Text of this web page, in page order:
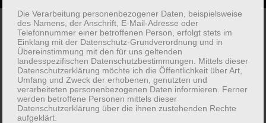
Menü
ein-/ausblenden
Die Verarbeitung personenbezogener Daten, beispielsweise
des Namens, der Anschrift, E-Mail-Adresse oder
Telefonnummer einer betroffenen Person, erfolgt stets im
Einklang mit der Datenschutz-Grundverordnung und in
Übereinstimmung mit den für uns geltenden
landesspezifischen Datenschutzbestimmungen. Mittels dieser
Datenschutzerklärung möchte ich die Öffentlichkeit über Art,
Umfang und Zweck der erhobenen, genutzten und
verarbeiteten personenbezogenen Daten informieren. Ferner
werden betroffene Personen mittels dieser
Datenschutzerklärung über die ihnen zustehenden Rechte
aufgeklärt.